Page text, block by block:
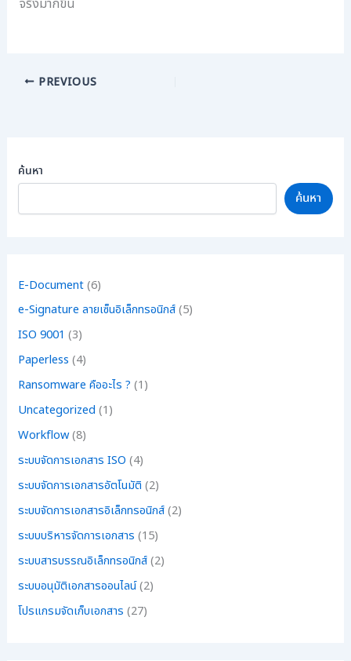
จริงมากขึ้น
PREVIOUS
ค้นหา
ค้นหา
E-Document(6)
e-Signature ลายเซ็นอิเล็กทรอนิกส์(5)
ISO 9001 (3)
Paperless (4)
Ransomware คืออะไร ? (1)
Uncategorized (1)
Workflow(8)
ระบบจัดการเอกสาร ISO (4)
ระบบจัดการเอกสารอัตโนมัติ (2)
ระบบจัดการเอกสารอิเล็กทรอนิกส์(2)
ระบบบริหารจัดการเอกสาร (15)
ระบบสารบรรณอิเล็กทรอนิกส์(2)
ระบบอนุมัติเอกสารออนไลน์(2)
โปรแกรมจัดเก็บเอกสาร (27)